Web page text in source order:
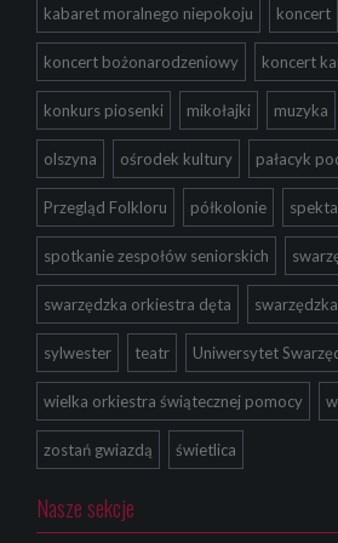
kabaret moralnego niepokoju koncert
koncert bożonarodzeniowy koncert
konkurs piosenki mikołajki muzyka
olszyna ośrodek kultury pałacyk
Przegląd Folkloru półkolonie
spotkanie zespołów seniorskich
swarzędzka orkiestra dęta
sylwester teatr Uniwersytet
wielka orkiestra świątecznej pomocy
zostań gwiazdą świetlica
Nasze sekcje